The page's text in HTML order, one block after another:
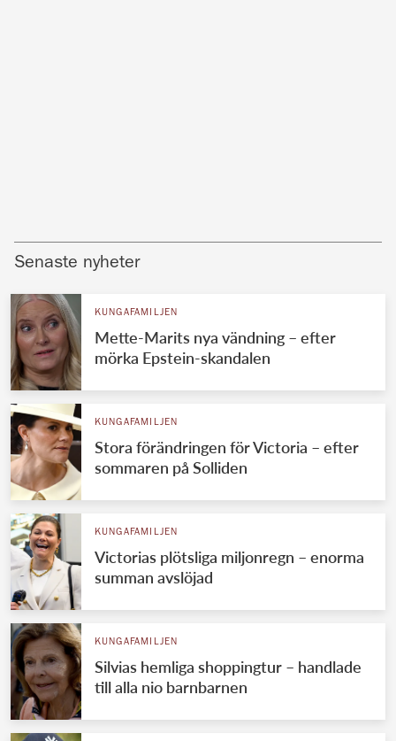
Senaste nyheter
KUNGAFAMILJEN
Mette-Marits nya vändning – efter
mörka Epstein-skandalen
KUNGAFAMILJEN
Stora förändringen för Victoria – efter
sommaren på Solliden
KUNGAFAMILJEN
Victorias plötsliga miljonregn – enorma
summan avslöjad
KUNGAFAMILJEN
Silvias hemliga shoppingtur – handlade
till alla nio barnbarnen